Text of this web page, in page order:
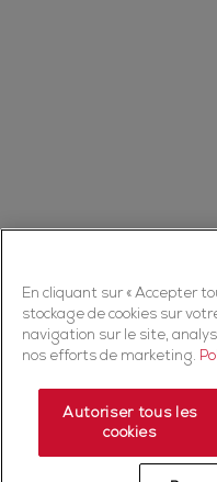
Copyright © 2026 Ducros
derechos reservados.
En cliquant sur « Accepter
stockage de cookies sur
navigation sur le site,
nos efforts de marketing.
Autoriser tous les
cookies